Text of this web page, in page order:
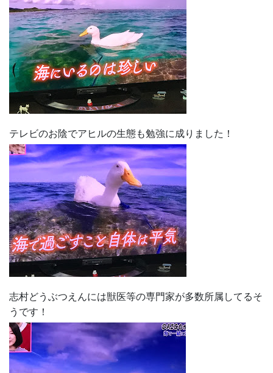
テレビのお陰でアヒルの生態も勉強に成りました！
志村どうぶつえんには獣医等の専門家が多数所属してるそ
うです！